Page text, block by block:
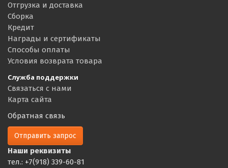
Отгрузка и доставка
Сборка
Кредит
Награды и сертификаты
Способы оплаты
Условия возврата товара
Служба поддержки
Связаться с нами
Карта сайта
Обратная связь
Отправить запрос
Наши реквизиты
тел.: +7(918) 339-60-81